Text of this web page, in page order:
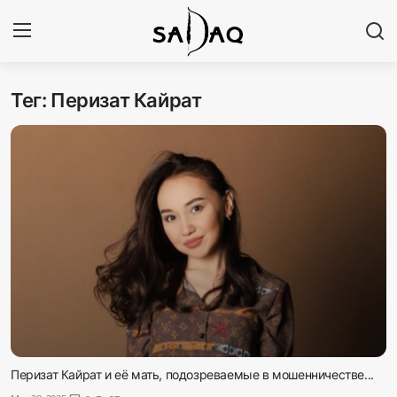
Авторизоваться Регистр
Экономика
Тег: Перизат Кайрат
Перизат Кайрат и её мать, подозреваемые в мошенничестве...